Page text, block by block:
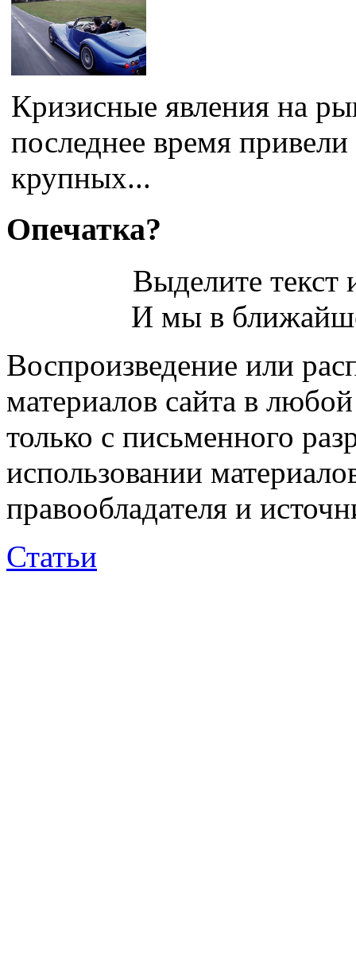
Кризисные явления на
последнее время
крупных...
Опечатка?
Выделите
И мы в
Воспроизведение или
материалов сайта в
только с письменного
использовании
правообладателя и
Статьи